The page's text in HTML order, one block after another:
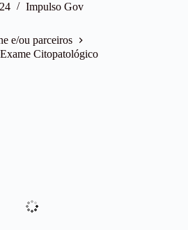
Impulso Gov
e/ou parceiros
Citopatológico